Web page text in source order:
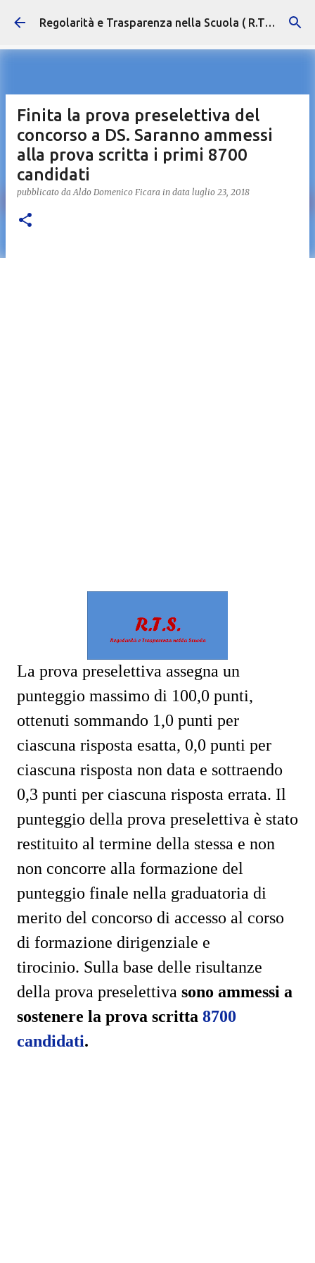
Passa ai contenuti principali Regolarità e Trasparenza nella Scuola ( R.T.S. )
Finita la prova preselettiva del
concorso a DS. Saranno ammessi
alla prova scritta i primi 8700
candidati
pubblicato daAldo Domenico Ficara in data luglio 23, 2018
La prova preselettiva assegna un
punteggio massimo di 100,0 punti,
ottenuti sommando 1,0 punti per
ciascuna risposta esatta, 0,0 punti per
ciascuna risposta non data e sottraendo
0,3 punti per ciascuna risposta errata. Il
punteggio della prova preselettiva è stato
restituito al termine della stessa e non
non concorre alla formazione del
punteggio finale nella graduatoria di
merito del concorso di accesso al corso
di formazione dirigenziale e
tirocinio. Sulla base delle risultanze
della prova preselettiva sono ammessi a
sostenere la prova scritta 8700
candidati.